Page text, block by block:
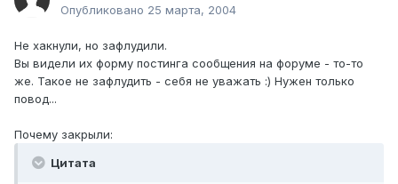
Опубликовано 25 марта, 2004
Не хакнули, но зафлудили.
Вы видели их форму постинга сообщения на форуме - то-то
же. Такое не зафлудить - себя не уважать :) Нужен только
повод...
Почему закрыли:
Цитата